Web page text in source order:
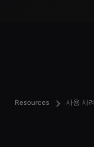
Resources 사용 사례